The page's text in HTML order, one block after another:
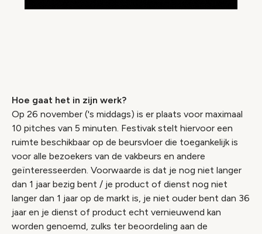
Hoe gaat het in zijn werk?
Op 26 november ('s middags) is er plaats voor maximaal
10 pitches van 5 minuten. Festivak stelt hiervoor een
ruimte beschikbaar op de beursvloer die toegankelijk is
voor alle bezoekers van de vakbeurs en andere
geïnteresseerden. Voorwaarde is dat je nog niet langer
dan 1 jaar bezig bent / je product of dienst nog niet
langer dan 1 jaar op de markt is, je niet ouder bent dan 36
jaar en je dienst of product echt vernieuwend kan
worden genoemd, zulks ter beoordeling aan de